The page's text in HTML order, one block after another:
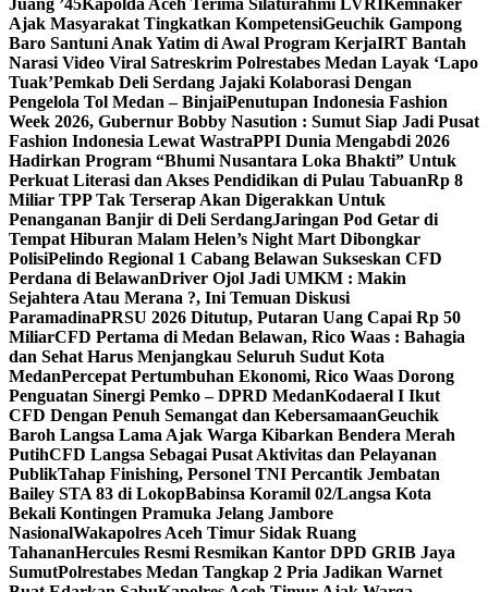
Juang ’45Kapolda Aceh Terima Silaturahmi LVRIKemnaker
Ajak Masyarakat Tingkatkan KompetensiGeuchik Gampong
Baro Santuni Anak Yatim di Awal Program KerjaIRT Bantah
Narasi Video Viral Satreskrim Polrestabes Medan Layak ‘Lapo
Tuak’Pemkab Deli Serdang Jajaki Kolaborasi Dengan
Pengelola Tol Medan – BinjaiPenutupan Indonesia Fashion
Week 2026, Gubernur Bobby Nasution : Sumut Siap Jadi Pusat
Fashion Indonesia Lewat WastraPPI Dunia Mengabdi 2026
Hadirkan Program “Bhumi Nusantara Loka Bhakti” Untuk
Perkuat Literasi dan Akses Pendidikan di Pulau TabuanRp 8
Miliar TPP Tak Terserap Akan Digerakkan Untuk
Penanganan Banjir di Deli SerdangJaringan Pod Getar di
Tempat Hiburan Malam Helen’s Night Mart Dibongkar
PolisiPelindo Regional 1 Cabang Belawan Sukseskan CFD
Perdana di BelawanDriver Ojol Jadi UMKM : Makin
Sejahtera Atau Merana ?, Ini Temuan Diskusi
ParamadinaPRSU 2026 Ditutup, Putaran Uang Capai Rp 50
MiliarCFD Pertama di Medan Belawan, Rico Waas : Bahagia
dan Sehat Harus Menjangkau Seluruh Sudut Kota
MedanPercepat Pertumbuhan Ekonomi, Rico Waas Dorong
Penguatan Sinergi Pemko – DPRD MedanKodaeral I Ikut
CFD Dengan Penuh Semangat dan KebersamaanGeuchik
Baroh Langsa Lama Ajak Warga Kibarkan Bendera Merah
PutihCFD Langsa Sebagai Pusat Aktivitas dan Pelayanan
PublikTahap Finishing, Personel TNI Percantik Jembatan
Bailey STA 83 di LokopBabinsa Koramil 02/Langsa Kota
Bekali Kontingen Pramuka Jelang Jambore
NasionalWakapolres Aceh Timur Sidak Ruang
TahananHercules Resmi Resmikan Kantor DPD GRIB Jaya
SumutPolrestabes Medan Tangkap 2 Pria Jadikan Warnet